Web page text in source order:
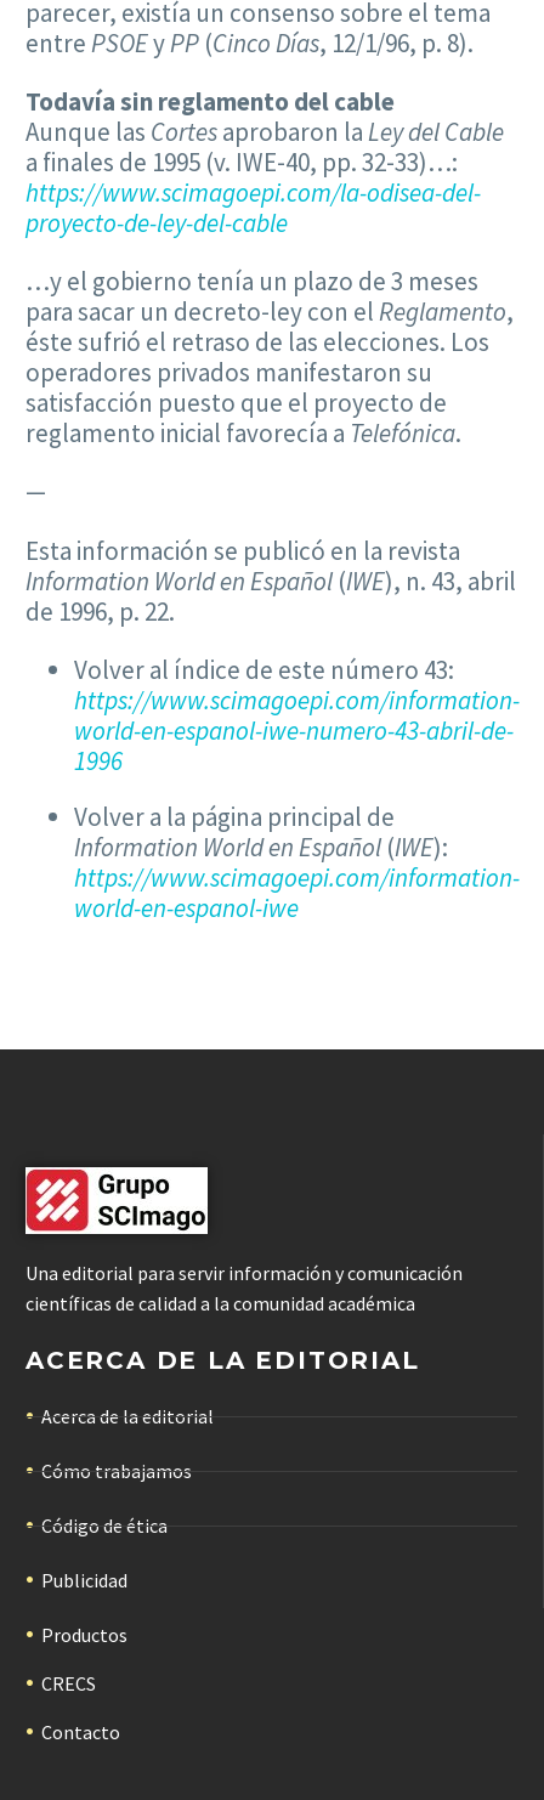
parecer, existía un consenso sobre el tema
entrePSOEyPP (Cinco Días, 12/1/96, p. 8).
Todavía sin reglamento del cable
Aunque las Cortesaprobaron laLey del Cable
a finales de 1995 (v. IWE-40, pp. 32-33)…:
https://www.scimagoepi.com/la-odisea-del-
proyecto-de-ley-del-cable
…y el gobierno tenía un plazo de 3 meses
para sacar un decreto-ley con elReglamento,
éste sufrió el retraso de las elecciones. Los
operadores privados manifestaron su
satisfacción puesto que el proyecto de
reglamento inicial favorecía a Telefónica.
—
Esta información se publicó en la revista
Information World en Español (IWE), n. 43, abril
de 1996, p. 22.
Volver al índice de este número 43:
https://www.scimagoepi.com/information-
world-en-espanol-iwe-numero-43-abril-de-
1996
Volver a la página principal de
Information World en Español (IWE):
https://www.scimagoepi.com/information-
world-en-espanol-iwe
Una editorial para servir información y comunicación
científicas de calidad a la comunidad académica
ACERCA DE LA EDITORIAL
Acerca de la editorial
Cómo trabajamos
Código de ética
Publicidad
Productos
CRECS
Contacto